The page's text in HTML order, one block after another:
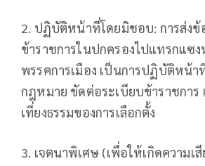
2. ปฏิบัติหน้าที่โดยมิชอบ: การส่งข้
ข้าราชการในปกครองไปแทรกแซ
พรรคการเมือง เป็นการปฏิบัติหน้
กฎหมาย ขัดต่อระเบียบข้าราชการ
เที่ยงธรรมของการเลือกตั้ง
3. เจตนาพิเศษ (เพื่อให้เกิดความเ